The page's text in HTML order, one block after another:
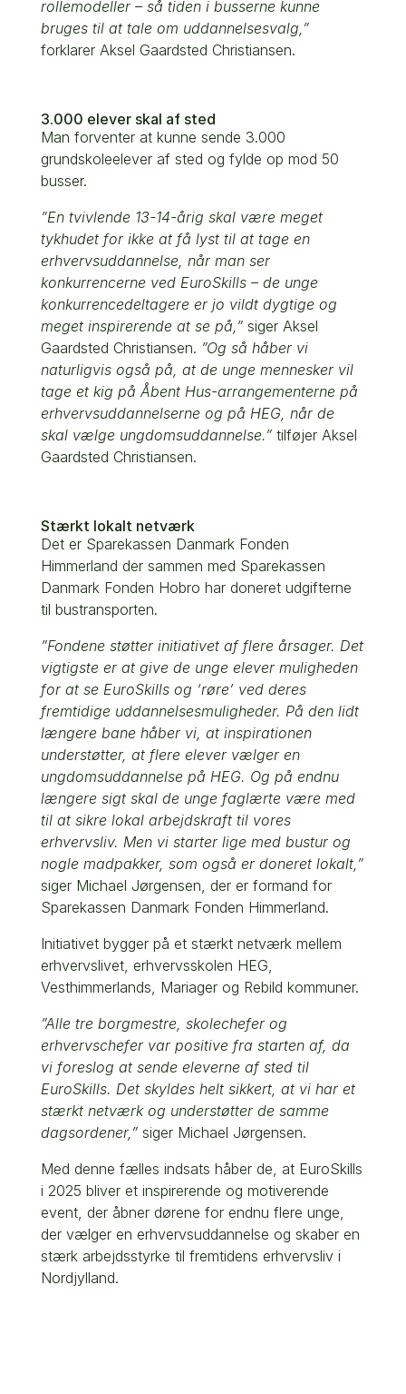
rollemodeller – så tiden i busserne kunne
bruges til at tale om uddannelsesvalg,”
forklarer Aksel Gaardsted Christiansen.
3.000 elever skal af sted
Man forventer at kunne sende 3.000
grundskoleelever af sted og fylde op mod 50
busser.
”En tvivlende 13-14-årig skal være meget
tykhudet for ikke at få lyst til at tage en
erhvervsuddannelse, når man ser
konkurrencerne ved EuroSkills – de unge
konkurrencedeltagere er jo vildt dygtige og
meget inspirerende at se på,”siger Aksel
Gaardsted Christiansen. ”Og så håber vi
naturligvis også på, at de unge mennesker vil
tage et kig på Åbent Hus-arrangementerne på
erhvervsuddannelserne og på HEG, når de
skal vælge ungdomsuddannelse.”tilføjer Aksel
Gaardsted Christiansen.
Stærkt lokalt netværk
Det er Sparekassen Danmark Fonden
Himmerland der sammen med Sparekassen
Danmark Fonden Hobro har doneret udgifterne
til bustransporten.
”Fondene støtter initiativet af flere årsager. Det
vigtigste er at give de unge elever muligheden
for at se EuroSkills og ‘røre’ ved deres
fremtidige uddannelsesmuligheder. På den lidt
længere bane håber vi, at inspirationen
understøtter, at flere elever vælger en
ungdomsuddannelse på HEG. Og på endnu
længere sigt skal de unge faglærte være med
til at sikre lokal arbejdskraft til vores
erhvervsliv. Men vi starter lige med bustur og
nogle madpakker, som også er doneret lokalt,”
siger Michael Jørgensen, der er formand for
Sparekassen Danmark Fonden Himmerland.
Initiativet bygger på et stærkt netværk mellem
erhvervslivet, erhvervsskolen HEG,
Vesthimmerlands, Mariager og Rebild kommuner.
”Alle tre borgmestre, skolechefer og
erhvervschefer var positive fra starten af, da
vi foreslog at sende eleverne af sted til
EuroSkills. Det skyldes helt sikkert, at vi har et
stærkt netværk og understøtter de samme
dagsordener,”siger Michael Jørgensen.
Med denne fælles indsats håber de, at EuroSkills
i 2025 bliver et inspirerende og motiverende
event, der åbner dørene for endnu flere unge,
der vælger en erhvervsuddannelse og skaber en
stærk arbejdsstyrke til fremtidens erhvervsliv i
Nordjylland.